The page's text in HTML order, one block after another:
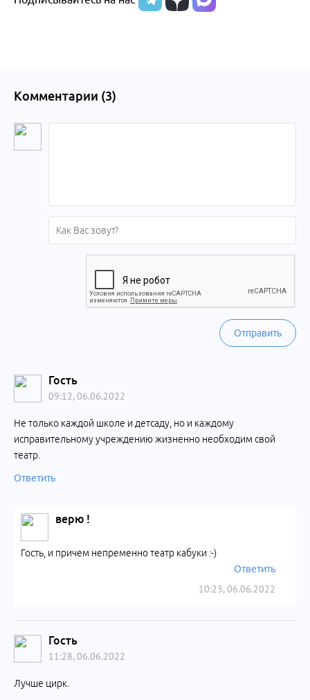
Комментарии (3)
Отправить
Гость
09:12, 06.06.2022
Не только каждой школе и детсаду, но и каждому
исправительному учреждению жизненно необходим свой
театр.
Ответить
верю !
10:23, 06.06.2022
Гость, и причем непременно театр кабуки :-)
Ответить
Гость
11:28, 06.06.2022
Лучше цирк.